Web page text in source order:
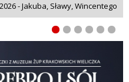
- Jakuba, Sławy, Wincentego